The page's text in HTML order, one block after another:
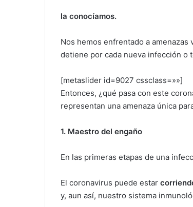
la conocíamos.
Nos hemos enfrentado a
detiene por cada nueva infección o
[metaslider id=9027 cssclass=»»]
Entonces, ¿qué pasa con este
representan una amenaza única
1. Maestro del engaño
En las primeras etapas de una
El coronavirus puede estar
y, aun así, nuestro sistema